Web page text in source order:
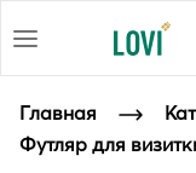
Главная
Футляр для